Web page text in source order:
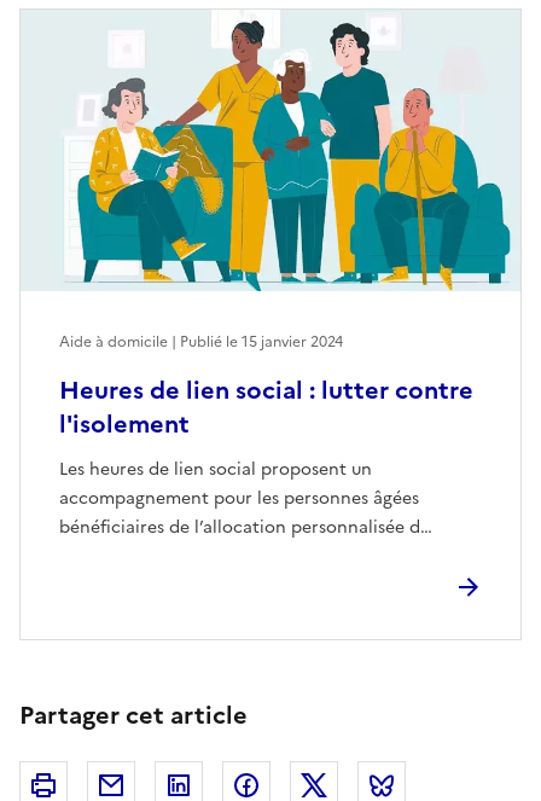
Heures de lien social : lutter contre
l'isolement
Les heures de lien social proposent un
accompagnement pour les personnes âgées
bénéficiaires de l’allocation personnalisée d…
Aide à domicile | Publié le15 janvier 2024
Partager cet article
Imprimer Courriel Linkedin FacebookTwitter